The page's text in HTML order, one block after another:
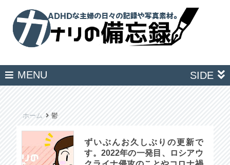
MENU SIDE
ホーム 鬱
ずいぶんお久しぶりの更新で
す。2022年の一発目、ロシアウ